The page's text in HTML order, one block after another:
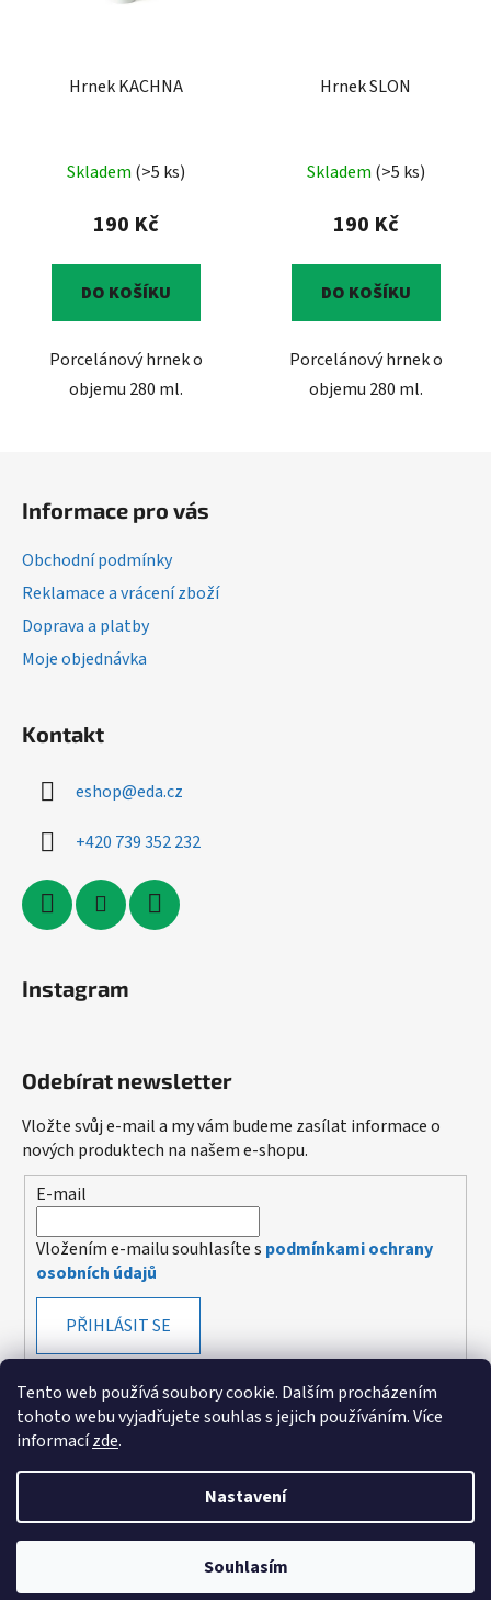
Tento web používá soubory cookie. Dalším procházením
tohoto webu vyjadřujete souhlas s jejich používáním. Více
informacízde.
Nastavení
Souhlasím
Hrnek KACHNA
Skladem (>5 ks)
190 Kč
DO KOŠÍKU
Porcelánový hrnek o
objemu 280 ml.
Hrnek SLON
Skladem (>5 ks)
190 Kč
DO KOŠÍKU
Porcelánový hrnek o
objemu 280 ml.
Informace pro vás
Obchodní podmínky
Reklamace a vrácení zboží
Doprava a platby
Moje objednávka
Kontakt
eshop@eda.cz
+420 739 352 232
Instagram
Odebírat newsletter
Vložte svůj e-mail a my vám budeme zasílat informace o
nových produktech na našem e-shopu.
E-mail
Vložením e-mailu souhlasíte s podmínkami ochrany
osobních údajů
PŘIHLÁSIT SE
Vytvořeno v mime digital
Vytvořil Shoptet
EDA cz, z.ú.. Všechna práva vyhrazena.